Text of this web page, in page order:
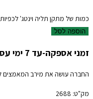
כמות של מתקן תליה וינטג' לכפיות
הוספה לסל
זמני אספקה-עד 7 ימי עסקים
החברה עושה את מירב המאמצים לספק תוך 3 ימי עסקים אולם בתקופות שיא וחגים יתכנו
מק"ט: 2688